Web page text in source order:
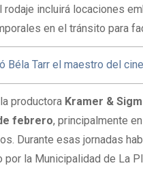
rodaje incluirá locaciones
en el tránsito para
Béla Tarr el maestro del
productora Kramer &
febrero, principalmente
Durante esas jornadas
por la Municipalidad de La